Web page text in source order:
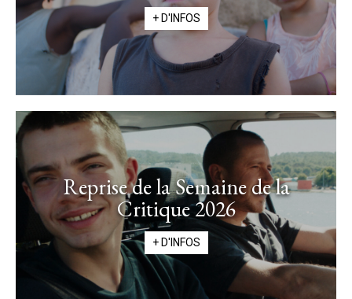
+ D'INFOS
Reprise de la Semaine de la
Critique 2026
+ D'INFOS